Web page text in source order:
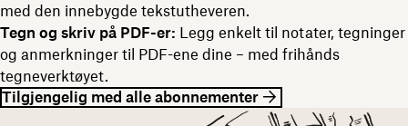
med den innebygde tekstutheveren.
Tegn og skriv på PDF-er: Legg enkelt til notater, tegninger
og anmerkninger til PDF-ene dine – med frihånds
tegneverktøyet.
Tilgjengelig med alle abonnementer